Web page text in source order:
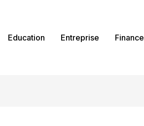
Education Entreprise Finance